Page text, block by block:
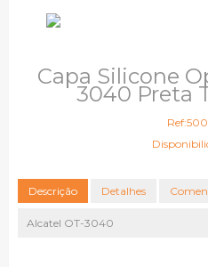
Capa Silicone
3040 Preta
Descrição Detalhes
Alcatel OT-3040